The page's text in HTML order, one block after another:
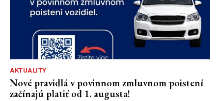
AKTUALITY
Nové pravidlá v povinnom zmluvnom poistení
začínajú platiť od 1. augusta!